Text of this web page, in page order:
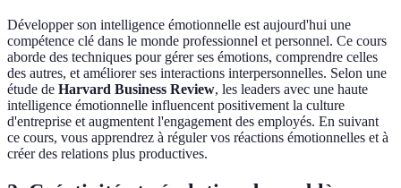
Développer son intelligence émotionnelle est aujourd'hui une
compétence clé dans le monde professionnel et personnel. Ce cours
aborde des techniques pour gérer ses émotions, comprendre celles
des autres, et améliorer ses interactions interpersonnelles. Selon une
étude de Harvard Business Review, les leaders avec une haute
intelligence émotionnelle influencent positivement la culture
d'entreprise et augmentent l'engagement des employés. En suivant
ce cours, vous apprendrez à réguler vos réactions émotionnelles et à
créer des relations plus productives.